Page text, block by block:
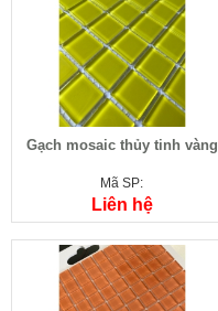
Gạch mosaic thủy tinh vàng
Mã SP:
Liên hệ